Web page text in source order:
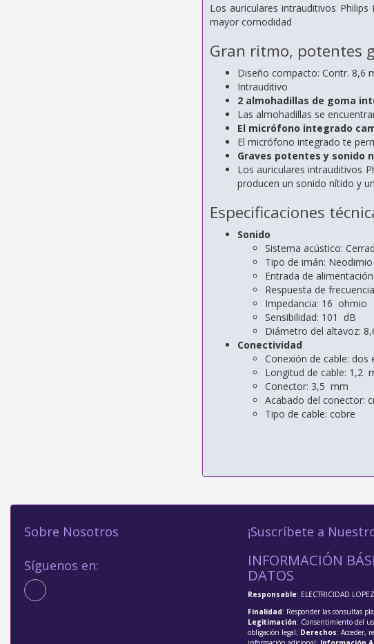
Los auriculares intrauditivos
mayor comodidad
Gran ritmo, potentes
Diseño compacto: Contr. 8,6
Intrauditivo
2 almohadillas de goma
Las almohadillas se
El micrófono integrado
El micrófono integrado te
Graves potentes y sonido
Los auriculares intrauditivos
producen un sonido nítido y
Especificaciones
Sonido
Sistema acústico:
Tipo de imán: Neodimio
Entrada de
Respuesta de
Impedancia: 16 ohmio
Sensibilidad: 101 dB
Diámetro del altavoz:
Conectividad
Conexión de cable: dos
Longitud de cable: 1,2
Conector: 3,5 mm
Acabado del conector:
Tipo de cable: cobre
Sobre Nosotros
Síguenos en:
¡Suscríbete a
INFORMACIÓN
DATOS
Responsable: ELECTRICIDAD
Finalidad: Responder las consultas
Legitimación: Consentimiento del
obligación legal; Derechos: Acceder,